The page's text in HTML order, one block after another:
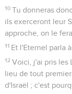
10 Tu donneras
ils exerceront leur
approche, on le
11 Et l'Eternel parla
12 Voici, j'ai pris les
lieu de tout
d'Israël ; c'est